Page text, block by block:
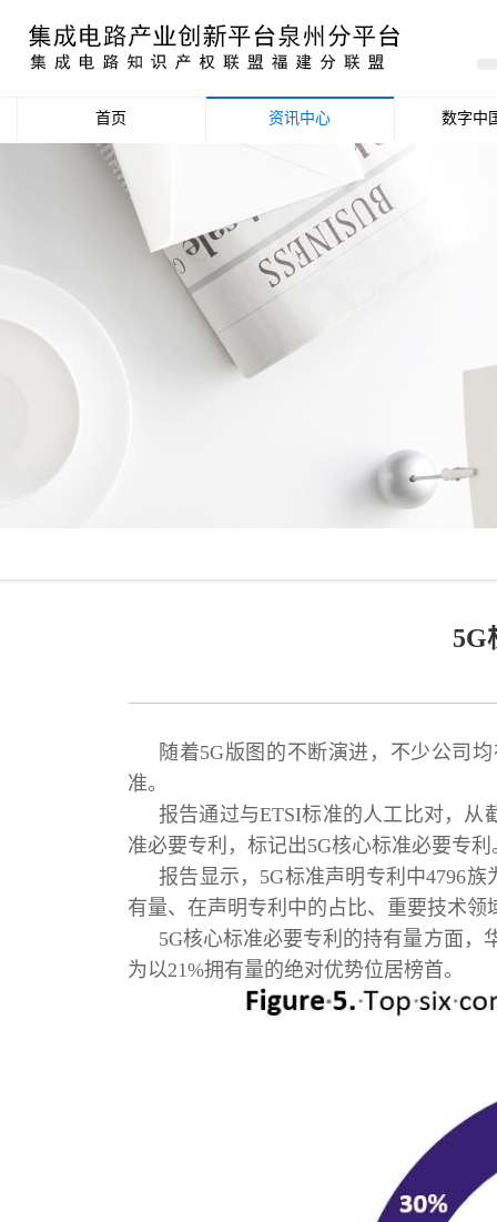
首页 资讯中心
政策信息
活动公告
数据统计分析
数字中
5G
随着5G版图的不断演进，不少公司
准。
报告通过与ETSI标准的人工比对，从
准必要专利，标记出5G核心标准必要专利
报告显示，5G标准声明专利中4796
有量、在声明专利中的占比、重要技术
5G核心标准必要专利的持有量方面，
为以21%拥有量的绝对优势位居榜首。